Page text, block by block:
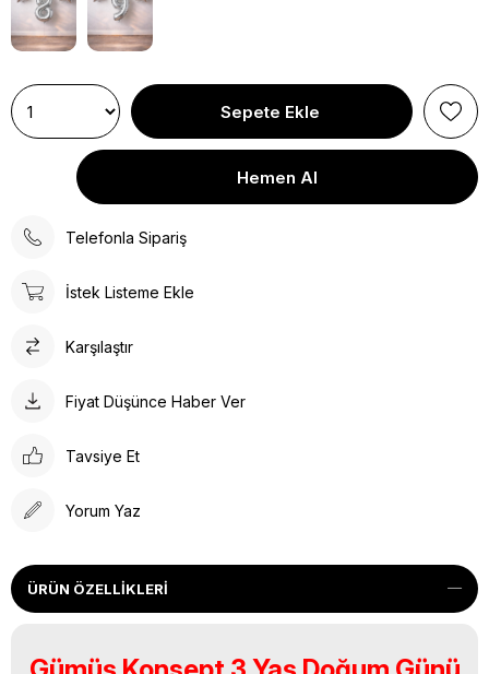
Telefonla Sipariş
İstek Listeme Ekle
Karşılaştır
Fiyat Düşünce Haber Ver
Tavsiye Et
Yorum Yaz
ÜRÜN ÖZELLIKLERI